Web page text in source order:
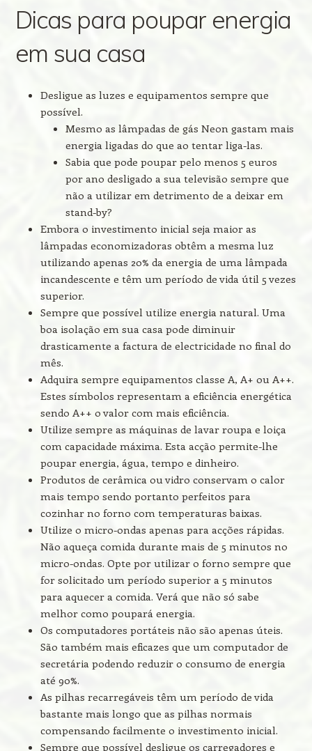
Dicas para poupar energia
em sua casa
Desligue as luzes e equipamentos sempre que
possível.
Mesmo as lâmpadas de gás Neon gastam mais
energia ligadas do que ao tentar liga-las.
Sabia que pode poupar pelo menos 5 euros
por ano desligado a sua televisão sempre que
não a utilizar em detrimento de a deixar em
stand-by?
Embora o investimento inicial seja maior as
lâmpadas economizadoras obtêm a mesma luz
utilizando apenas 20% da energia de uma lâmpada
incandescente e têm um período de vida útil 5 vezes
superior.
Sempre que possível utilize energia natural. Uma
boa isolação em sua casa pode diminuir
drasticamente a factura de electricidade no final do
mês.
Adquira sempre equipamentos classe A, A+ ou A++.
Estes símbolos representam a eficiência energética
sendo A++ o valor com mais eficiência.
Utilize sempre as máquinas de lavar roupa e loiça
com capacidade máxima. Esta acção permite-lhe
poupar energia, água, tempo e dinheiro.
Produtos de cerâmica ou vidro conservam o calor
mais tempo sendo portanto perfeitos para
cozinhar no forno com temperaturas baixas.
Utilize o micro-ondas apenas para acções rápidas.
Não aqueça comida durante mais de 5 minutos no
micro-ondas. Opte por utilizar o forno sempre que
for solicitado um período superior a 5 minutos
para aquecer a comida. Verá que não só sabe
melhor como poupará energia.
Os computadores portáteis não são apenas úteis.
São também mais eficazes que um computador de
secretária podendo reduzir o consumo de energia
até 90%.
As pilhas recarregáveis têm um período de vida
bastante mais longo que as pilhas normais
compensando facilmente o investimento inicial.
Sempre que possível desligue os carregadores e